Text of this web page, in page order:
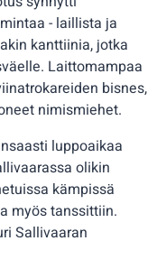
- laillista ja
kanttiinia, jotka
Laittomampaa
bisnes,
nimismiehet.
luppoaikaa
olikin
kämpissä
myös tanssittiin.
Sallivaaran